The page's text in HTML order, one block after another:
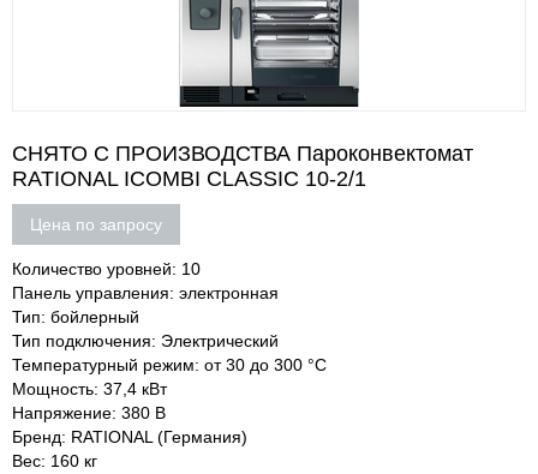
СНЯТО С ПРОИЗВОДСТВА Пароконвектомат
RATIONAL ICOMBI CLASSIC 10-2/1
Цена по запросу
Количество уровней: 10
Панель управления: электронная
Тип: бойлерный
Тип подключения: Электрический
Температурный режим: от 30 до 300 °С
Мощность: 37,4 кВт
Напряжение: 380 В
Бренд: RATIONAL (Германия)
Вес: 160 кг